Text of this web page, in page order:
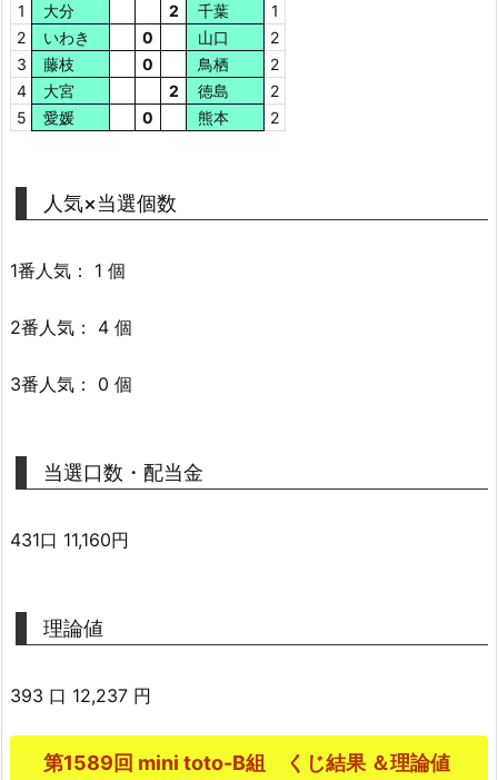
1
大分 2 千葉
1
2
いわき 0 山口
2
3
藤枝 0 鳥栖
2
4
大宮 2 徳島
2
5
愛媛 0 熊本 2
人気×当選個数
1番人気： 1 個
2番人気： 4 個
3番人気： 0 個
当選口数・配当金
431口 11,160円
理論値
393 口 12,237 円
第1589回 mini toto-B組 くじ結果 ＆理論値